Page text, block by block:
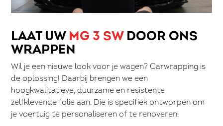
LAAT UW MG 3 SWDOOR ONS
WRAPPEN
Wil je een nieuwe look voor je wagen? Carwrapping is
de oplossing! Daarbij brengen we een
hoogkwalitatieve, duurzame en resistente
zelfklevende folie aan. Die is specifiek ontworpen om
je voertuig te personaliseren of te renoveren.